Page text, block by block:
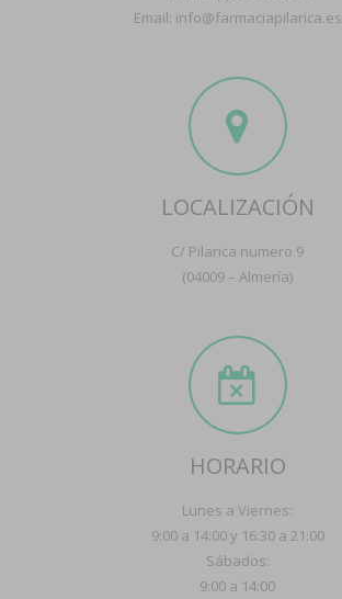
Email: info@farmaciapilarica.es
LOCALIZACIÓN
C/ Pilarica numero 9
(04009 – Almería)
HORARIO
Lunes a Viernes:
9:00 a 14:00 y 16:30 a 21:00
Sábados:
9:00 a 14:00